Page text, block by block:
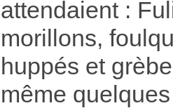
attendaient :
morillons,
huppés et
même